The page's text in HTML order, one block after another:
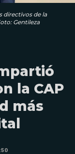
directivos de la
Gentileza
la CAP
más